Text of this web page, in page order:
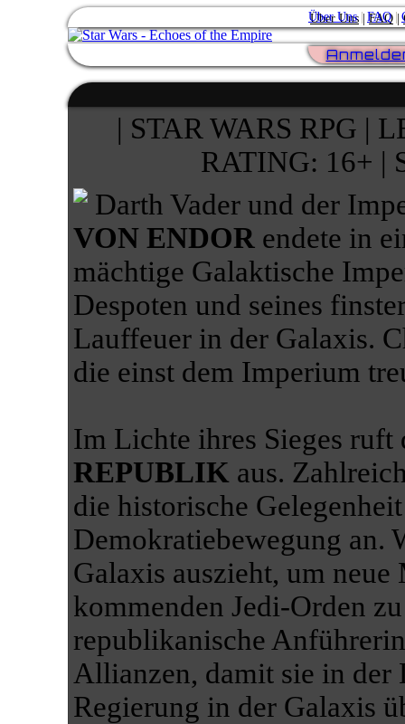
Über Uns| FAQ|
| STAR WARS RPG |
RATING: 16+ |
Darth Vader und der
VON ENDOR endete in
mächtige Galaktische
Despoten und seines
Lauffeuer in der Galaxis.
die einst dem Imperium
Im Lichte ihres Sieges
REPUBLIK aus.
die historische
Demokratiebewegung an.
Galaxis auszieht, um
kommenden Jedi-Orden
republikanische
Allianzen, damit sie in der
Regierung in der Galaxis